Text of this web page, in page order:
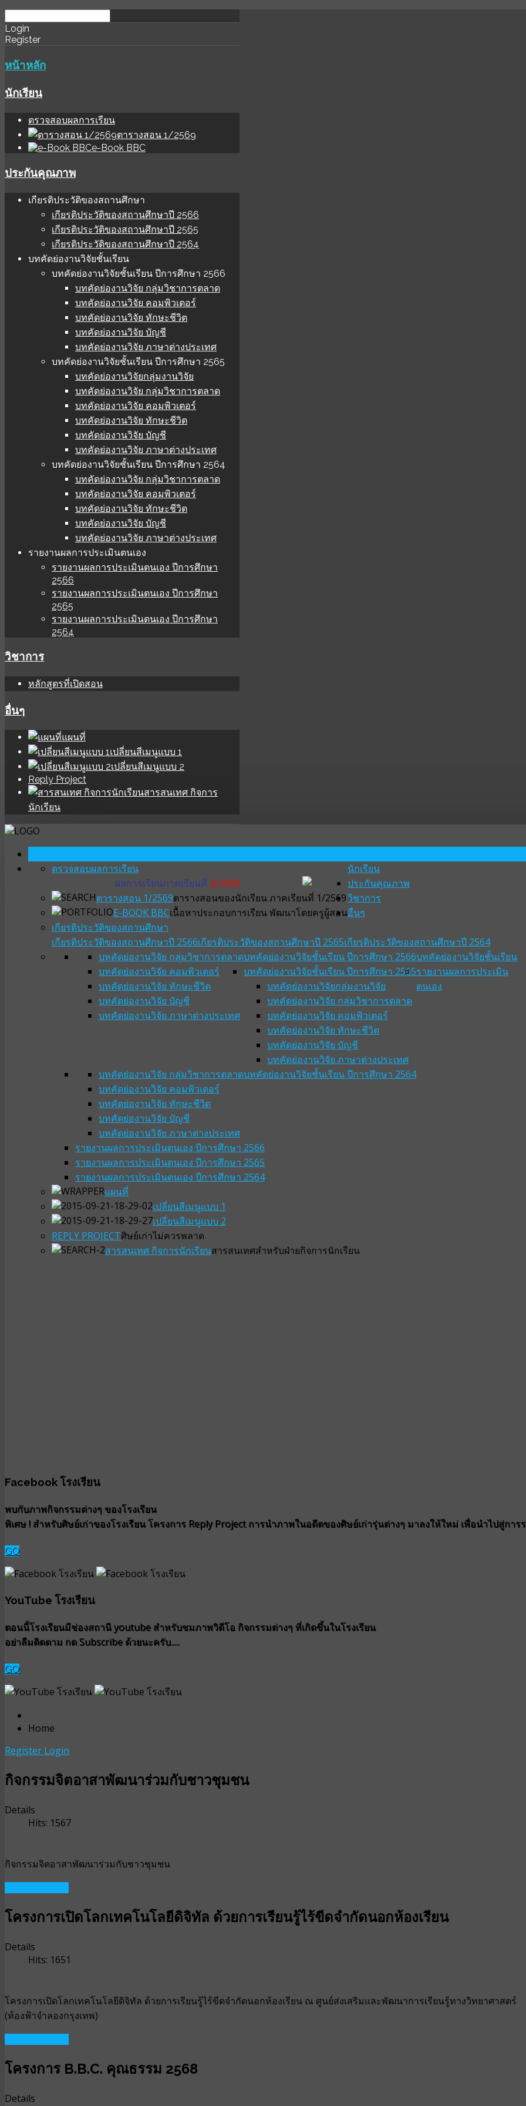
download
software
ihale
sınır
Login
Register
หน้าหลัก
นักเรียน
ตรวจสอบผลการเรียน
ตารางสอน 1/2569
e-Book BBC
ประกันคุณภาพ
เกียรติประวัติของสถานศึกษา
เกียรติประวัติของสถานศึกษาปี 2566
เกียรติประวัติของสถานศึกษาปี 2565
เกียรติประวัติของสถานศึกษาปี 2564
บทคัดย่องานวิจัยชั้นเรียน
บทคัดย่องานวิจัยชั้นเรียน ปีการศึกษา 2566
บทคัดย่องานวิจัย กลุ่มวิชาการตลาด
บทคัดย่องานวิจัย คอมพิวเตอร์
บทคัดย่องานวิจัย ทักษะชีวิต
บทคัดย่องานวิจัย บัญชี
บทคัดย่องานวิจัย ภาษาต่างประเทศ
บทคัดย่องานวิจัยชั้นเรียน ปีการศึกษา 2565
บทคัดย่องานวิจัยกลุ่มงานวิจัย
บทคัดย่องานวิจัย กลุ่มวิชาการตลาด
บทคัดย่องานวิจัย คอมพิวเตอร์
บทคัดย่องานวิจัย ทักษะชีวิต
บทคัดย่องานวิจัย บัญชี
บทคัดย่องานวิจัย ภาษาต่างประเทศ
บทคัดย่องานวิจัยชั้นเรียน ปีการศึกษา 2564
บทคัดย่องานวิจัย กลุ่มวิชาการตลาด
บทคัดย่องานวิจัย คอมพิวเตอร์
บทคัดย่องานวิจัย ทักษะชีวิต
บทคัดย่องานวิจัย บัญชี
บทคัดย่องานวิจัย ภาษาต่างประเทศ
รายงานผลการประเมินตนเอง
รายงานผลการประเมินตนเอง ปีการศึกษา
2566
รายงานผลการประเมินตนเอง ปีการศึกษา
2565
รายงานผลการประเมินตนเอง ปีการศึกษา
2564
วิชาการ
หลักสูตรที่เปิดสอน
อื่นๆ
แผนที่
เปลี่ยนสีเมนูแบบ 1
เปลี่ยนสีเมนูแบบ 2
Reply Project
สารสนเทศ กิจการ
นักเรียน
นักเรียน
ตรวจสอบผลการเรียน
ผลการเรียนภาคเรียนที่ 2/2568
ตารางสอน 1/2569ตารางสอนของนักเรียน ภาคเรียนที่ 1/2569
E-BOOK BBCเนื้อหาประกอบการเรียน พัฒนาโดยครูผู้สอน
ประกันคุณภาพ
เกียรติประวัติของสถานศึกษา
เกียรติประวัติของสถานศึกษาปี 2566เกียรติประวัติของสถานศึกษาปี 2565เกียรติประวัติของสถานศึกษาปี 2564
บทคัดย่องานวิจัยชั้นเรียน
บทคัดย่องานวิจัยชั้นเรียน ปีการศึกษา 2566
บทคัดย่องานวิจัย กลุ่มวิชาการตลาด
บทคัดย่องานวิจัย คอมพิวเตอร์
บทคัดย่องานวิจัย ทักษะชีวิต
บทคัดย่องานวิจัย บัญชี
บทคัดย่องานวิจัย ภาษาต่างประเทศ
บทคัดย่องานวิจัยชั้นเรียน ปีการศึกษา 2565
บทคัดย่องานวิจัยกลุ่มงานวิจัย
บทคัดย่องานวิจัย กลุ่มวิชาการตลาด
บทคัดย่องานวิจัย คอมพิวเตอร์
บทคัดย่องานวิจัย ทักษะชีวิต
บทคัดย่องานวิจัย บัญชี
บทคัดย่องานวิจัย ภาษาต่างประเทศ
บทคัดย่องานวิจัยชั้นเรียน ปีการศึกษา 2564
บทคัดย่องานวิจัย กลุ่มวิชาการตลาด
บทคัดย่องานวิจัย คอมพิวเตอร์
บทคัดย่องานวิจัย ทักษะชีวิต
บทคัดย่องานวิจัย บัญชี
บทคัดย่องานวิจัย ภาษาต่างประเทศ
รายงานผลการประเมิน
ตนเอง
รายงานผลการประเมินตนเอง ปีการศึกษา 2566
รายงานผลการประเมินตนเอง ปีการศึกษา 2565
รายงานผลการประเมินตนเอง ปีการศึกษา 2564
วิชาการ
อื่นๆ
แผนที่
เปลี่ยนสีเมนูแบบ 1
เปลี่ยนสีเมนูแบบ 2
REPLY PROJECTศิษย์เก่าไม่ควรพลาด
สารสนเทศ กิจการนักเรียนสารสนเทศสำหรับฝ่ายกิจการนักเรียน
Facebook โรงเรียน
พบกับภาพกิจกรรมต่างๆ ของโรงเรียน
พิเศษ ! สำหรับศิษย์เก่าของโรงเรียน โครงการ Reply Project การนำภาพในอดีตของศิษย์เก่ารุ่นต่างๆ มาลงให้ใหม่ เพื่อนำไปสู่การ
GO
YouTube โรงเรียน
ตอนนี้โรงเรียนมีช่องสถานี youtube สำหรับชมภาพวิดีโอ กิจกรรมต่างๆ ที่เกิดขึ้นในโรงเรียน
อย่าลืมติดตาม กด Subscribe ด้วยนะครับ.....
GO
Home
Register Login
กิจกรรมจิตอาสาพัฒนาร่วมกับชาวชุมชน
Details
Hits: 1567
กิจกรรมจิตอาสาพัฒนาร่วมกับชาวชุมชน
โครงการเปิดโลกเทคโนโลยีดิจิทัล ด้วยการเรียนรู้ไร้ขีดจำกัดนอกห้องเรียน
Details
Hits: 1651
โครงการเปิดโลกเทคโนโลยีดิจิทัล ด้วยการเรียนรู้ไร้ขีดจำกัดนอกห้องเรียน ณ ศูนย์ส่งเสริมและพัฒนาการเรียนรู้ทางวิทยาศาสตร์
(ท้องฟ้าจำลองกรุงเทพ)
โครงการ B.B.C. คุณธรรม 2568
Details